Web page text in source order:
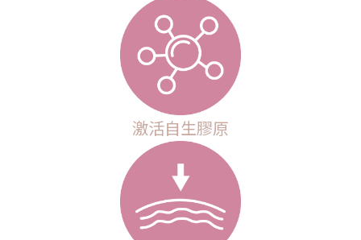
激活自生膠原